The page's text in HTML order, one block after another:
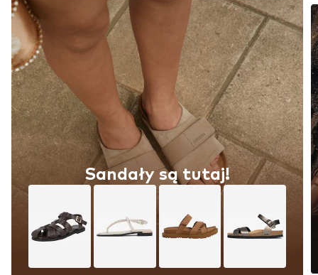
Sandały są tutaj!